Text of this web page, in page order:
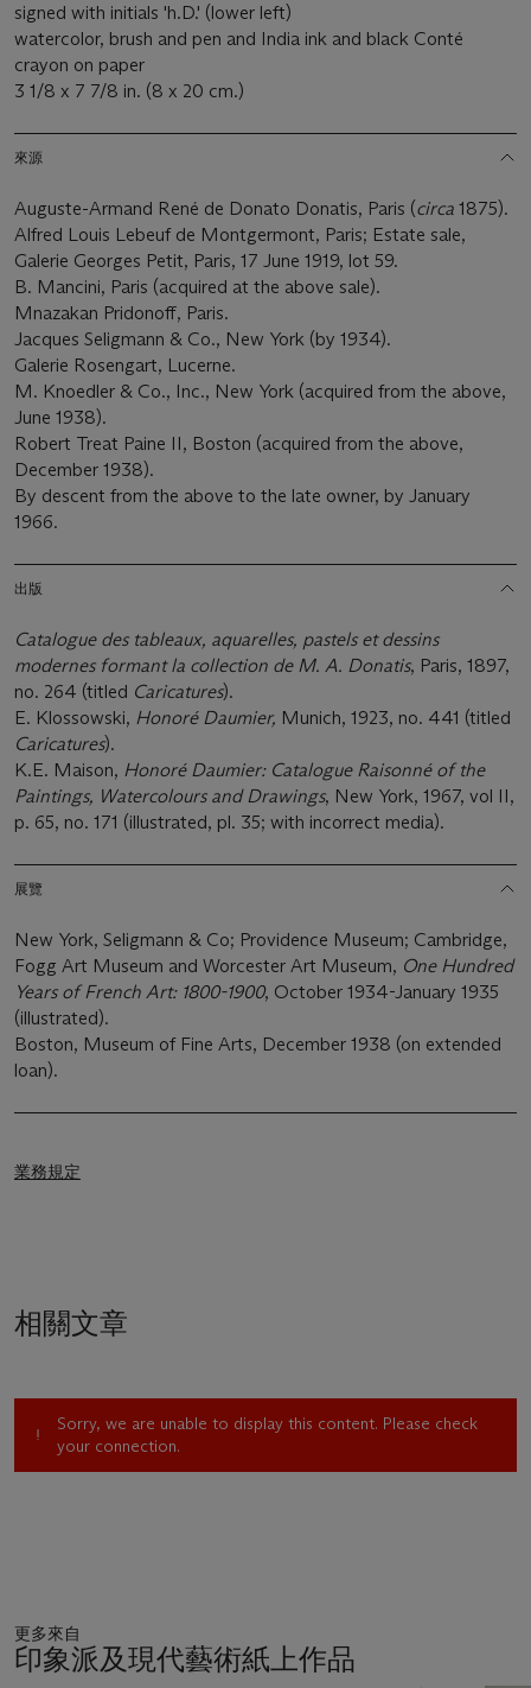
signed with initials 'h.D.' (lower left)
watercolor, brush and pen and India ink and black Conté
crayon on paper
3 1/8 x 7 7/8 in. (8 x 20 cm.)
來源
Auguste-Armand René de Donato Donatis, Paris (circa 1875).
Alfred Louis Lebeuf de Montgermont, Paris; Estate sale,
Galerie Georges Petit, Paris, 17 June 1919, lot 59.
B. Mancini, Paris (acquired at the above sale).
Mnazakan Pridonoff, Paris.
Jacques Seligmann & Co., New York (by 1934).
Galerie Rosengart, Lucerne.
M. Knoedler & Co., Inc., New York (acquired from the above,
June 1938).
Robert Treat Paine II, Boston (acquired from the above,
December 1938).
By descent from the above to the late owner, by January
1966.
出版
Catalogue des tableaux, aquarelles, pastels et dessins
modernes formant la collection de M. A. Donatis, Paris, 1897,
no. 264 (titled Caricatures).
E. Klossowski, Honoré Daumier, Munich, 1923, no. 441 (titled
Caricatures).
K.E. Maison, Honoré Daumier: Catalogue Raisonné of the
Paintings, Watercolours and Drawings, New York, 1967, vol II,
p. 65, no. 171 (illustrated, pl. 35; with incorrect media).
展覽
New York, Seligmann & Co; Providence Museum; Cambridge,
Fogg Art Museum and Worcester Art Museum, One Hundred
Years of French Art: 1800-1900, October 1934-January 1935
(illustrated).
Boston, Museum of Fine Arts, December 1938 (on extended
loan).
業務規定
相關文章
Sorry, we are unable to display this content. Please check
your connection.
更多來自
印象派及現代藝術紙上作品